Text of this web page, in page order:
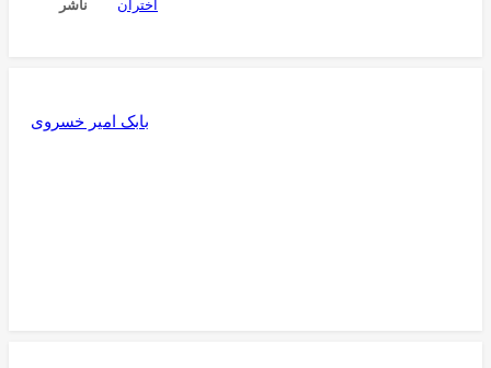
ناشر اختران
بابک امیر خسروی